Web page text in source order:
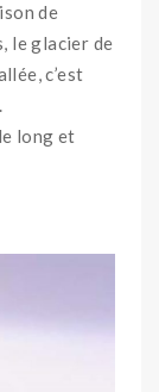
de
le glacier de
c’est
long et